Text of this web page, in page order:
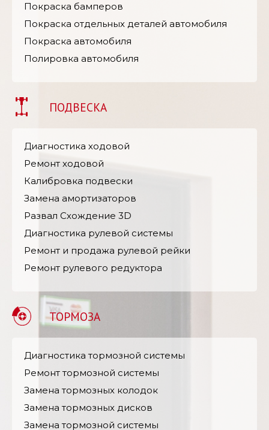
Покраска бамперов
Покраска отдельных деталей автомобиля
Покраска автомобиля
Полировка автомобиля
ПОДВЕСКА
Диагностика ходовой
Ремонт ходовой
Калибровка подвески
Замена амортизаторов
Развал Схождение 3D
Диагностика рулевой системы
Ремонт и продажа рулевой рейки
Ремонт рулевого редуктора
ТОРМОЗА
Диагностика тормозной системы
Ремонт тормозной системы
Замена тормозных колодок
Замена тормозных дисков
Замена тормозной системы